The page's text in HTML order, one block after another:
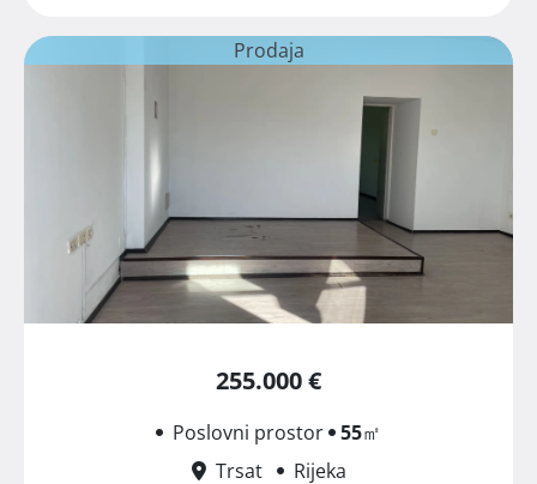
Prodaja
255.000 €
Poslovni prostor 55㎡
Trsat
Rijeka